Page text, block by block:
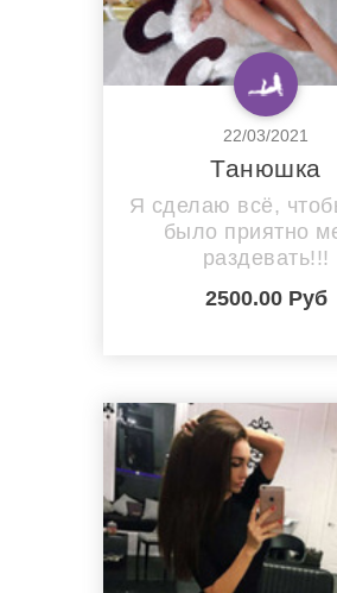
22/03/2021
Танюшка
Я сделаю всё,
было приятно
раздевать!!!
2500.00 Руб